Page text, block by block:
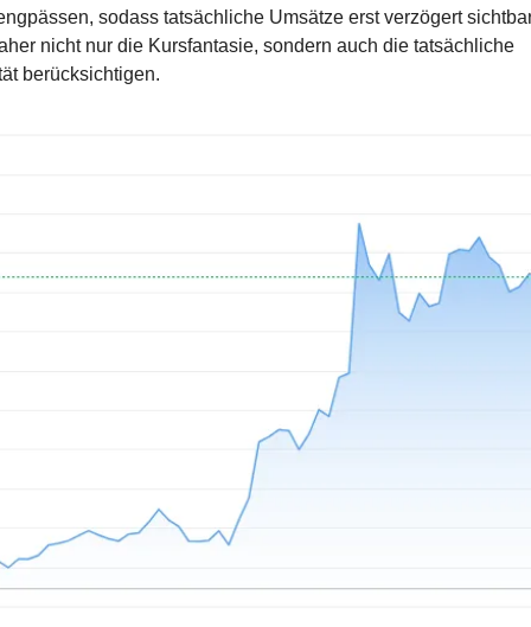
sodass tatsächliche Umsätze erst verzögert
nicht nur die Kursfantasie, sondern auch die tatsächliche
berücksichtigen.